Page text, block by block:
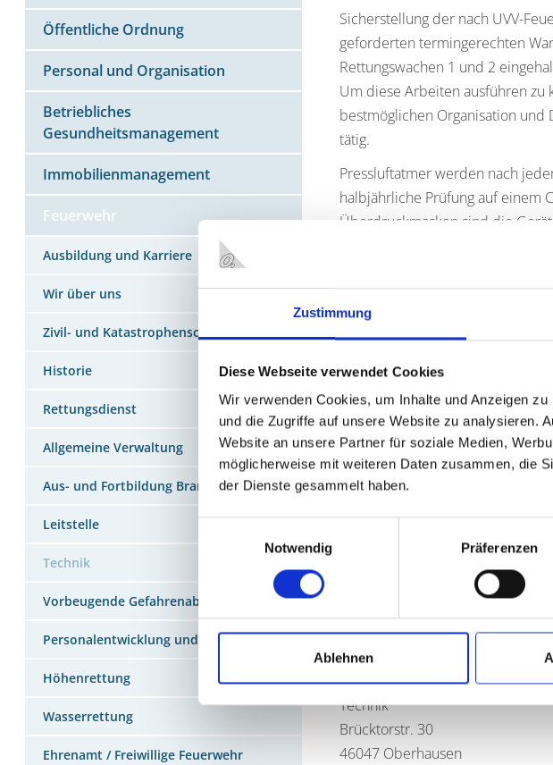
Zustimmung
Diese Webseite verwendet Cookies
Wir verwenden Cookies, um Inhalte und Anzeigen
und die Zugriffe auf unsere Website zu analysieren.
Website an unsere Partner für soziale Medien,
möglicherweise mit weiteren Daten zusammen, die
der Dienste gesammelt haben.
Notwendig
Präferenzen
Ablehnen
Öffentliche Ordnung
Personal und Organisation
Betriebliches
Gesundheitsmanagement
Immobilienmanagement
Feuerwehr
Ausbildung und Karriere
Wir über uns
Zivil- und Katastrophenschutz
Historie
Rettungsdienst
Allgemeine Verwaltung
Aus- und Fortbildung Brandschutz
Leitstelle
Technik
Vorbeugende Gefahrenabwehr
Personalentwicklung und Organisation
Höhenrettung
Wasserrettung
Ehrenamt / Freiwillige Feuerwehr
Sicherstellung der nach UVV-
geforderten termingerechten
Rettungswachen 1 und 2
Um diese Arbeiten ausführen zu
bestmöglichen Organisation
tätig.
Pressluftatmer werden nach
halbjährliche Prüfung auf einem
Überdruckmasken sind die
Auch die Logistik und
Geräte obliegen dem
Prod. Gesetz und
FUNK UND
Der Funk im Feuerwehreinsatz
täglichen Einsatz. Denn nur so
dem Einsatzleiter kommunizieren.
Die Wartungs- und
übernimmt die Funk- und
Ein neues Aufgabengebiet ist
der Gebäudefunkanlagen.
WICHTIGE ADRESSEN UND
Stadt Oberhausen
Berufsfeuerwehr Oberhausen
Technik
Brücktorstr. 30
46047 Oberhausen